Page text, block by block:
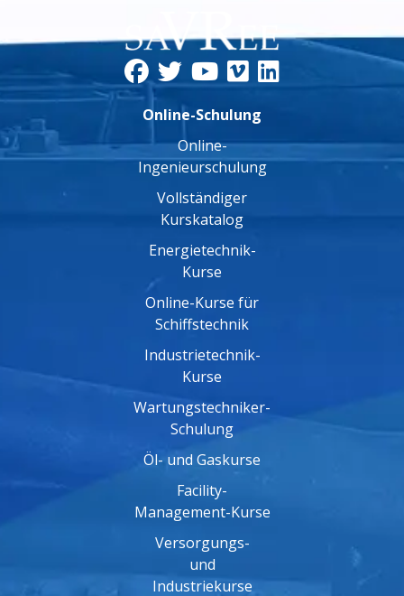
Online-Schulung
Online-
Ingenieurschulung
Vollständiger
Kurskatalog
Energietechnik-
Kurse
Online-Kurse für
Schiffstechnik
Industrietechnik-
Kurse
Wartungstechniker-
Schulung
Öl- und Gaskurse
Facility-
Management-Kurse
Versorgungs-
und
Industriekurse